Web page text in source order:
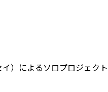
）によるソロプロジェクト